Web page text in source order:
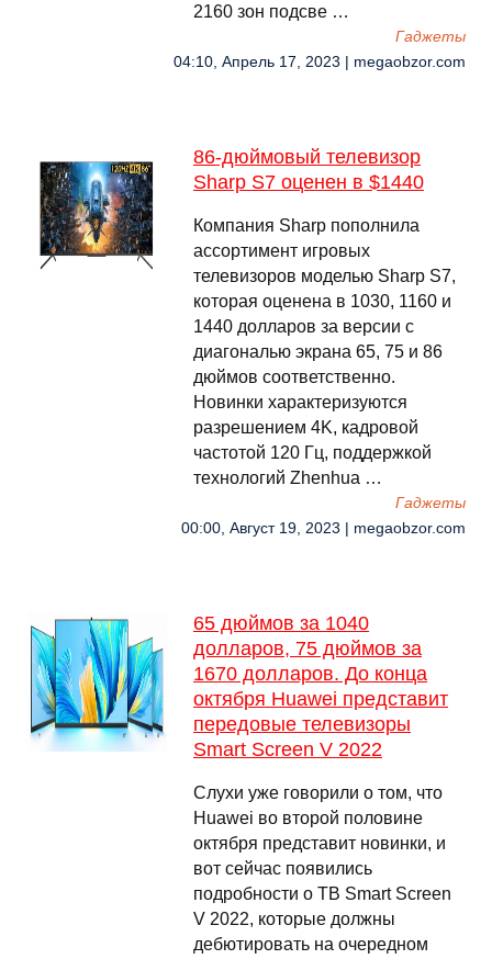
2160 зон подсве …
Гаджеты
04:10, Апрель 17, 2023 | megaobzor.com
86-дюймовый телевизор
Sharp S7 оценен в $1440
Компания Sharp пополнила
ассортимент игровых
телевизоров моделью Sharp S7,
которая оценена в 1030, 1160 и
1440 долларов за версии с
диагональю экрана 65, 75 и 86
дюймов соответственно.
Новинки характеризуются
разрешением 4K, кадровой
частотой 120 Гц, поддержкой
технологий Zhenhua …
Гаджеты
00:00, Август 19, 2023 | megaobzor.com
65 дюймов за 1040
долларов, 75 дюймов за
1670 долларов. До конца
октября Huawei представит
передовые телевизоры
Smart Screen V 2022
Слухи уже говорили о том, что
Huawei во второй половине
октября представит новинки, и
вот сейчас появились
подробности о ТВ Smart Screen
V 2022, которые должны
дебютировать на очередном